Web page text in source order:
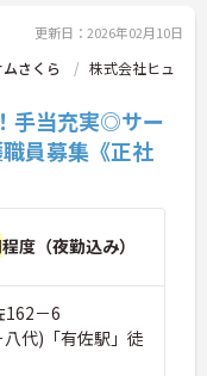
更新日：2026年02月10日
さくら
株式会社ヒュ
手当充実◎サー
員募集《正社
程度（夜勤込み）
162－6
代)「有佐駅」徒